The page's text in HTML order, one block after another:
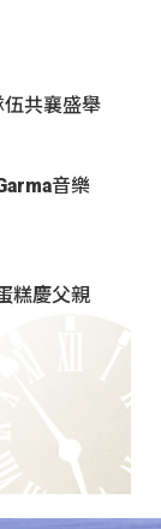
共襄盛舉
音樂
糕慶父親